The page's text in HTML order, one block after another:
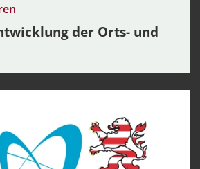
der Orts- und